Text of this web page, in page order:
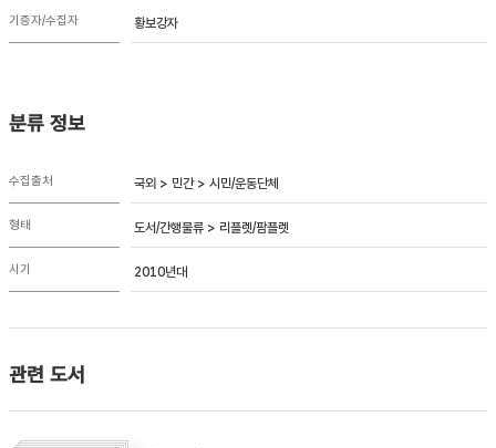
기증자/수집자 황보강자
분류 정보
수집출처 국외 > 민간 > 시민/운동단체
형태 도서/간행물류 > 리플렛/팜플렛
시기 2010년대
관련 도서